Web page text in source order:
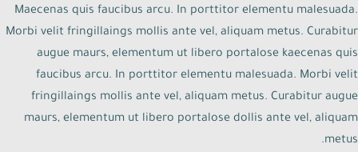
Maecenas quis faucibus arcu. In porttitor elementu malesuada.
Morbi velit fringillaings mollis ante vel, aliquam metus. Curabitur
augue maurs, elementum ut libero portalose kaecenas quis
faucibus arcu. In porttitor elementu malesuada. Morbi velit
fringillaings mollis ante vel, aliquam metus. Curabitur augue
maurs, elementum ut libero portalose dollis ante vel, aliquam
metus.